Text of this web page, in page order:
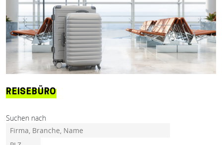
REISEBÜRO
Suchen nach